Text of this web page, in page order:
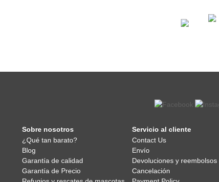
Sobre nosotros
¿Qué tan barato?
Blog
Garantía de calidad
Garantía de Precio
Servicio al cliente
Contact Us
Envío
Devoluciones y reembolsos
Cancelación